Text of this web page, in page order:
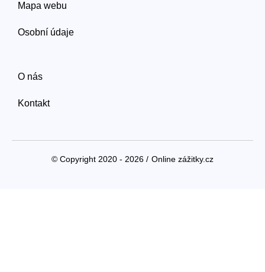
Mapa webu
Osobní údaje
O nás
Kontakt
© Copyright 2020 - 2026 / Online zážitky.cz